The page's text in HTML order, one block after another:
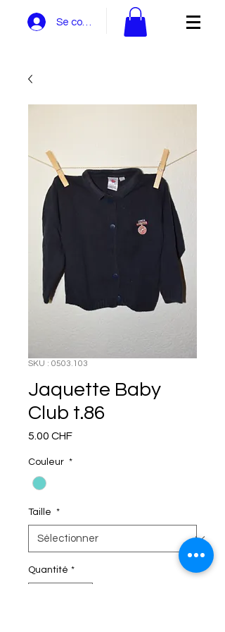
Se connecter
SKU : 0503.103
Jaquette Baby
Club t.86
5.00 CHFPrix
Couleur *
Taille *
Quantité *